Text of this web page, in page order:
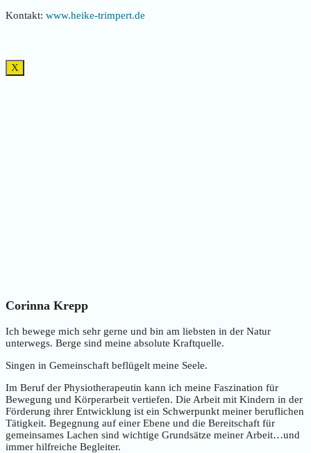
Kontakt: www.heike-trimpert.de
X
Corinna Krepp
Ich bewege mich sehr gerne und bin am liebsten in der Natur
unterwegs. Berge sind meine absolute Kraftquelle.
Singen in Gemeinschaft beflügelt meine Seele.
Im Beruf der Physiotherapeutin kann ich meine Faszination für
Bewegung und Körperarbeit vertiefen. Die Arbeit mit Kindern in der
Förderung ihrer Entwicklung ist ein Schwerpunkt meiner beruflichen
Tätigkeit. Begegnung auf einer Ebene und die Bereitschaft für
gemeinsames Lachen sind wichtige Grundsätze meiner Arbeit…und
immer hilfreiche Begleiter.